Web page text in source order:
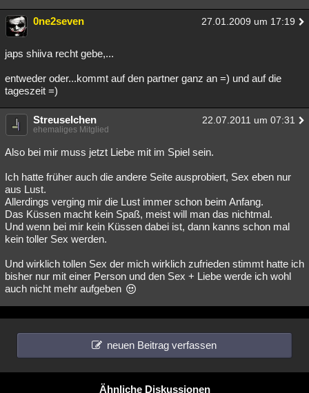
0ne2seven 27.01.2009 um 17:19
japs shiiva recht gebe,...
entweder oder...kommt auf den partner ganz an =) und auf die
tageszeit =)
Streuselchen 22.07.2011 um 07:31
ehemaliges Mitglied
Also bei mir muss jetzt Liebe mit im Spiel sein.
Ich hatte früher auch die andere Seite ausprobiert, Sex eben nur
aus Lust.
Allerdings verging mir die Lust immer schon beim Anfang.
Das Küssen macht kein Spaß, meist will man das nichtmal.
Und wenn bei mir kein Küssen dabei ist, dann kanns schon mal
kein toller Sex werden.
Und wirklich tollen Sex der mich wirklich zufrieden stimmt hatte ich
bisher nur mit einer Person und den Sex + Liebe werde ich wohl
auch nicht mehr aufgeben
neuen Beitrag verfassen
Ähnliche Diskussionen